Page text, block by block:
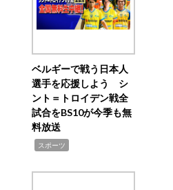
ベルギーで戦う日本人
選手を応援しよう シ
ント＝トロイデン戦全
試合をBS10が今季も無
料放送
スポーツ